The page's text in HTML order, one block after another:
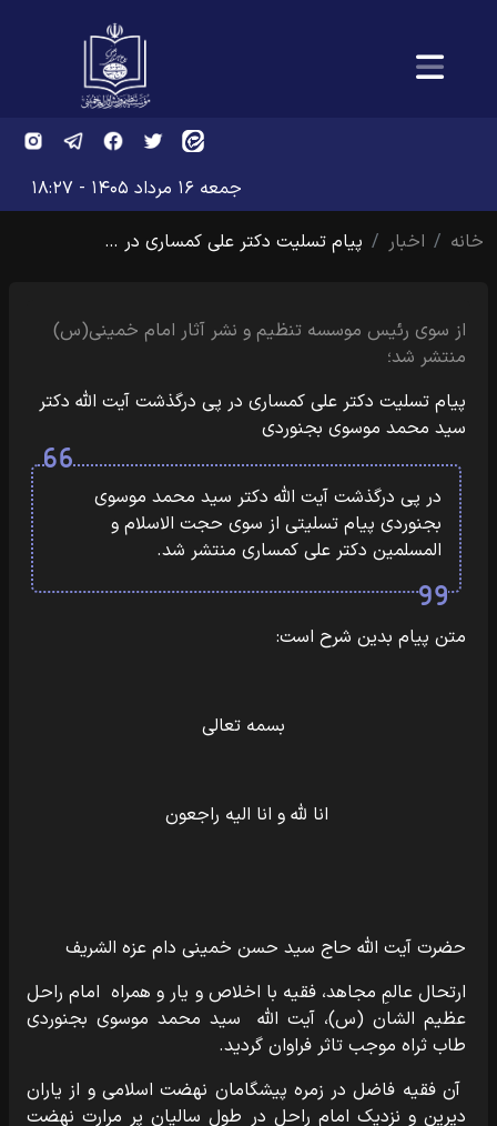
جمعه ۱۶ مرداد ۱۴۰۵ - ۱۸:۲۷
خانه
اخبار پیام تسلیت دکتر علی کمساری در …
از سوی رئیس موسسه تنظیم و نشر آثار امام خمینی(س)
منتشر شد؛
پیام تسلیت دکتر علی کمساری در پی درگذشت آیت الله دکتر
سید محمد موسوی بجنوردی
در پی درگذشت آیت الله دکتر سید محمد موسوی
بجنوردی پیام تسلیتی از سوی حجت الاسلام و
المسلمین دکتر علی کمساری منتشر شد.
متن پیام بدین شرح است:
بسمه تعالی
انا لله و انا الیه راجعون
حضرت آیت الله حاج سید حسن خمینی دام عزه الشریف
ارتحال عالمِ مجاهد، فقیه با اخلاص و یار و همراه امام راحل
عظیم الشان (س)، آیت الله سید محمد موسوی بجنوردی
طاب ثراه موجب تاثر فراوان گردید.
آن فقیه فاضل در زمره پیشگامان نهضت اسلامی و از یاران
دیرین و نزدیک امام راحل در طول سالیان پر مرارت نهضت